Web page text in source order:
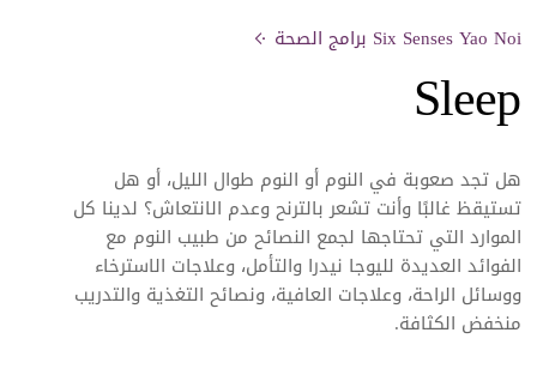
Six Senses Yao Noi برامج الصحة
Sleep
هل تجد صعوبة في النوم أو النوم طوال الليل، أو هل
تستيقظ غالبًا وأنت تشعر بالترنح وعدم الانتعاش؟ لدينا كل
الموارد التي تحتاجها لجمع النصائح من طبيب النوم مع
الفوائد العديدة لليوجا نيدرا والتأمل، وعلاجات الاسترخاء
ووسائل الراحة، وعلاجات العافية، ونصائح التغذية والتدريب
منخفض الكثافة.